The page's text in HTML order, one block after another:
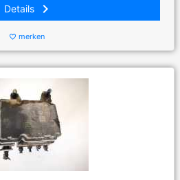
Details keyboard_arrow_right
favorite_border merken